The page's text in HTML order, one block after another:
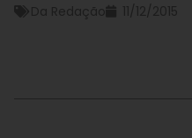
Da Redação 11/12/2015